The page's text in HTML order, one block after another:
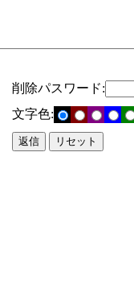
削除パスワード:
文字色: